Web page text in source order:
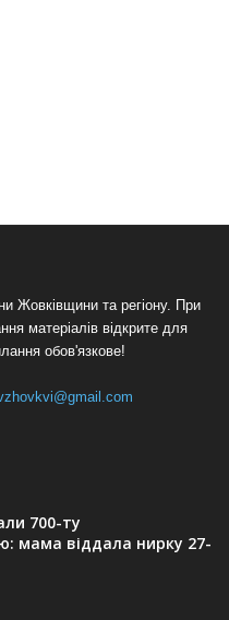
Жовківщини та регіону. При
матеріалів відкрите для
обов'язкове!
700-ту
мама віддала нирку 27-